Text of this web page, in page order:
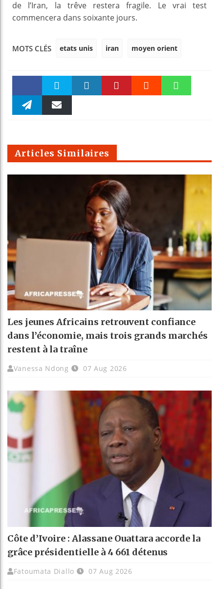
de l’Iran, la trêve restera fragile. Le vrai test
commencera dans soixante jours.
MOTS CLÉS etats unis iran moyen orient
Faceboo Twitter
m
Articles Similaires
Les jeunes Africains retrouvent confiance
dans l’économie, mais trois grands marchés
restent à la traîne
Vanessa Ndong 07 Aug 2026
Côte d’Ivoire : Alassane Ouattara accorde la
grâce présidentielle à 4 661 détenus
Fatoumata Diallo 07 Aug 2026